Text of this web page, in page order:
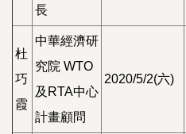
長
杜
巧
霞
中華經濟研
究院 WTO
及RTA中心
計畫顧問
2020/5/2(六)